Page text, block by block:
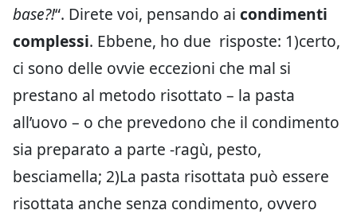
base?!“. Direte voi, pensando ai condimenti
complessi. Ebbene, ho due risposte: 1)certo,
ci sono delle ovvie eccezioni che mal si
prestano al metodo risottato – la pasta
all’uovo – o che prevedono che il condimento
sia preparato a parte -ragù, pesto,
besciamella; 2)La pasta risottata può essere
risottata anche senza condimento, ovvero